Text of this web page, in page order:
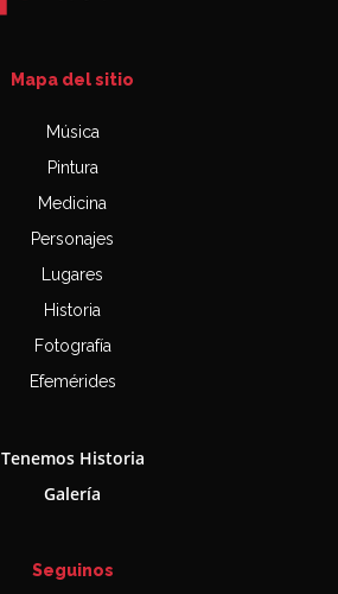
Mapa del sitio
Música
Pintura
Medicina
Personajes
Lugares
Historia
Fotografía
Efemérides
Tenemos Historia
Galería
Seguinos